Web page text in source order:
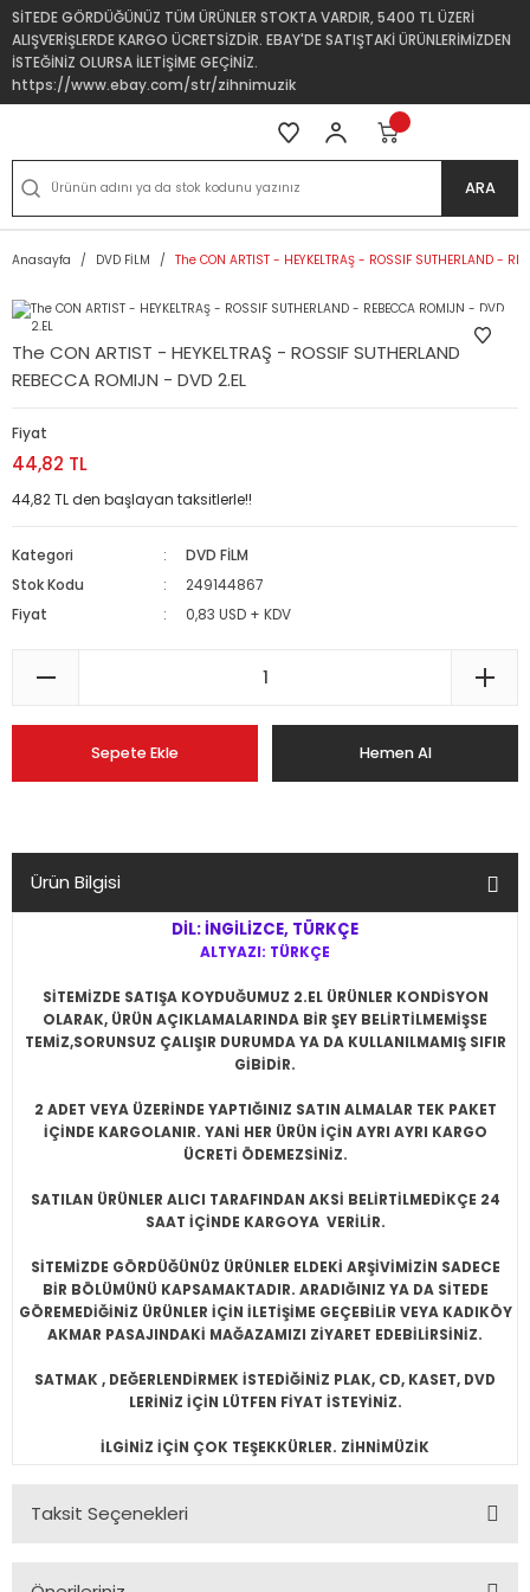
SİTEDE GÖRDÜĞÜNÜZ TÜM ÜRÜNLER STOKTA VARDIR, 5400 TL ÜZERİ
ALIŞVERİŞLERDE KARGO ÜCRETSİZDİR. EBAY'DE SATIŞTAKİ ÜRÜNLERİMİZDEN
İSTEĞİNİZ OLURSA İLETİŞİME GEÇİNİZ.
https://www.ebay.com/str/zihnimuzik
ARA
Anasayfa DVD FİLM The CON ARTIST - HEYKELTRAŞ - ROSSIF SUTHERLAND -
The CON ARTIST - HEYKELTRAŞ - ROSSIF SUTHERLAND -
REBECCA ROMIJN - DVD 2.EL
Fiyat
44,82 TL
44,82 TL den başlayan taksitlerle!!
Kategori
DVD FİLM
Stok Kodu
249144867
Fiyat
0,83 USD + KDV
Sepete Ekle Hemen Al
Ürün Bilgisi
DİL: İNGİLİZCE, TÜRKÇE
ALTYAZI: TÜRKÇE
SİTEMİZDE SATIŞA KOYDUĞUMUZ 2.EL ÜRÜNLER KONDİSYON
OLARAK, ÜRÜN AÇIKLAMALARINDA BİR ŞEY BELİRTİLMEMİŞSE
TEMİZ,SORUNSUZ ÇALIŞIR DURUMDA YA DA KULLANILMAMIŞ SIFIR
GİBİDİR.
2 ADET VEYA ÜZERİNDE YAPTIĞINIZ SATIN ALMALAR TEK PAKET
İÇİNDE KARGOLANIR. YANİ HER ÜRÜN İÇİN AYRI AYRI KARGO
ÜCRETİ ÖDEMEZSİNİZ.
SATILAN ÜRÜNLER ALICI TARAFINDAN AKSİ BELİRTİLMEDİKÇE 24
SAAT İÇİNDE KARGOYA VERİLİR.
SİTEMİZDE GÖRDÜĞÜNÜZ ÜRÜNLER ELDEKİ ARŞİVİMİZİN SADECE
BİR BÖLÜMÜNÜ KAPSAMAKTADIR. ARADIĞINIZ YA DA SİTEDE
GÖREMEDİĞİNİZ ÜRÜNLER İÇİN İLETİŞİME GEÇEBİLİR VEYA KADIKÖY
AKMAR PASAJINDAKİ MAĞAZAMIZI ZİYARET EDEBİLİRSİNİZ.
SATMAK , DEĞERLENDİRMEK İSTEDİĞİNİZ PLAK, CD, KASET, DVD
LERİNİZ İÇİN LÜTFEN FİYAT İSTEYİNİZ.
İLGİNİZ İÇİN ÇOK TEŞEKKÜRLER. ZİHNİMÜZİK
Taksit Seçenekleri